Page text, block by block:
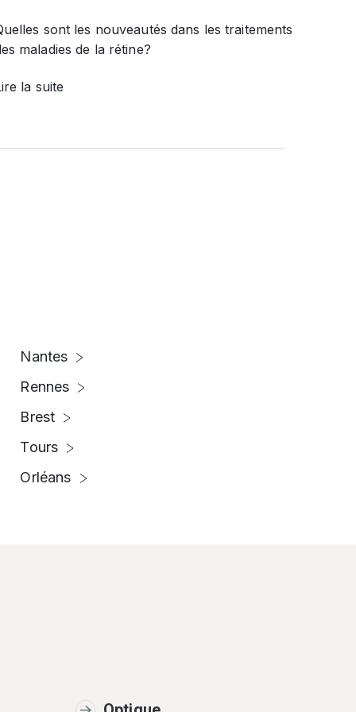
sont les nouveautés dans les traitements
maladies de la rétine?
la suite
Nantes
Rennes
Brest
Tours
Orléans